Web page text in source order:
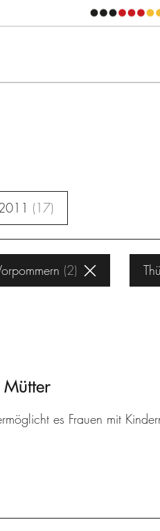
17
2
es Frauen mit